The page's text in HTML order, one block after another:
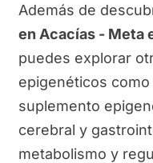
Además de
en Acacías - Meta
puedes explorar
epigenéticos
suplemento
cerebral y
metabolismo y